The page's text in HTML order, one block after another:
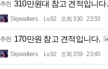
추천 310만원대 참고 견적입니다.
Skywalkers Lv.92 조회 330 23:33
추천 170만원 참고 견적입니다.
Skywalkers Lv.92 조회 359 23:40